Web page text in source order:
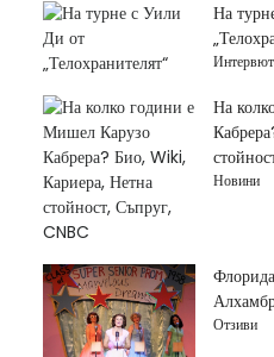
На
На
Новини
Отзиви